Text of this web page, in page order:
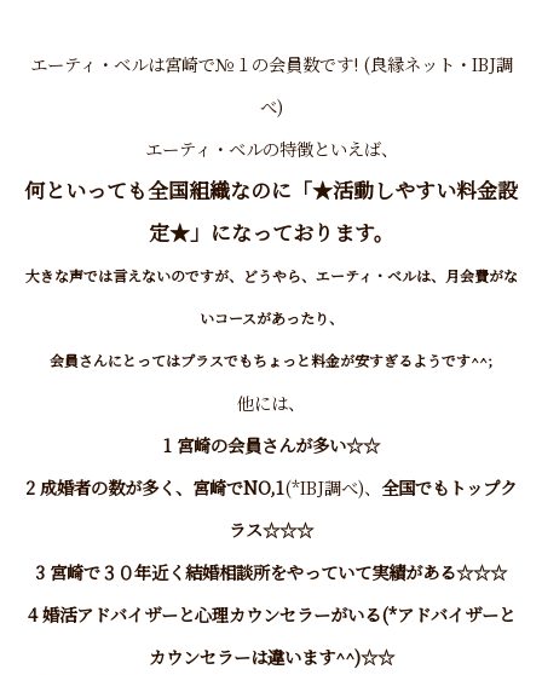
エーティ・ベルは宮崎で№１の会員数です! (良縁ネット・IBJ調
べ)
エーティ・ベルの特徴といえば、
何といっても全国組織なのに「★活動しやすい料金設
定★」になっております。
大きな声では言えないのですが、どうやら、エーティ・ベルは、月会費がな
いコースがあったり、
会員さんにとってはプラスでもちょっと料金が安すぎるようです^^;
他には、
1 宮崎の会員さんが多い☆☆
2 成婚者の数が多く、宮崎でNO,1(*IBJ調べ)、 全国でもトップク
ラス☆☆☆
3 宮崎で３０年近く結婚相談所をやっていて実績がある☆☆☆
4 婚活アドバイザーと心理カウンセラーがいる(*アドバイザーと
カウンセラーは違います^^)☆☆